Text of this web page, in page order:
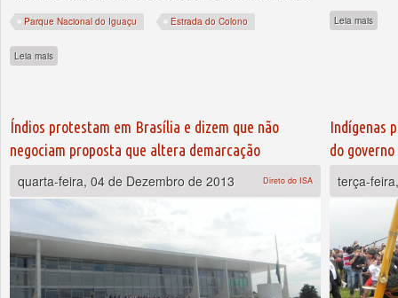
Parque Nacional do Iguaçu Estrada do Colono
Leia mais
Leia mais
Índios protestam em Brasília e dizem que não
negociam proposta que altera demarcação
quarta-feira, 04 de Dezembro de 2013
Direto do ISA
Indígenas
do
terça-